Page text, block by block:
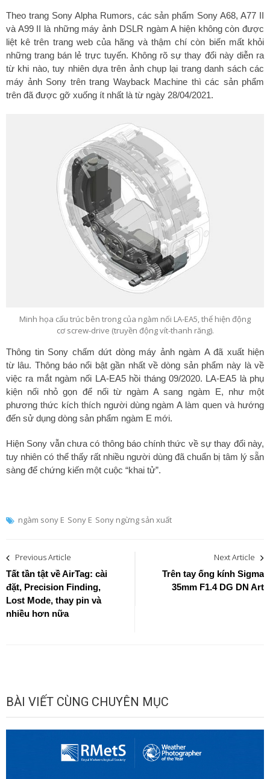
Theo trang Sony Alpha Rumors, các sản phẩm Sony A68, A77 II
và A99 II là những máy ảnh DSLR ngàm A hiện không còn được
liệt kê trên trang web của hãng và thậm chí còn biến mất khỏi
những trang bán lẻ trực tuyến. Không rõ sự thay đổi này diễn ra
từ khi nào, tuy nhiên dựa trên ảnh chụp lại trang danh sách các
máy ảnh Sony trên trang Wayback Machine thì các sản phẩm
trên đã được gỡ xuống ít nhất là từ ngày 28/04/2021.
Minh họa cấu trúc bên trong của ngàm nối LA-EA5, thể hiện động
cơ screw-drive (truyền động vít-thanh răng).
Thông tin Sony chấm dứt dòng máy ảnh ngàm A đã xuất hiện
từ lâu. Thông báo nổi bật gần nhất về dòng sản phẩm này là về
việc ra mắt ngàm nối LA-EA5 hồi tháng 09/2020. LA-EA5 là phụ
kiện nối nhỏ gọn để nối từ ngàm A sang ngàm E, như một
phương thức kích thích người dùng ngàm A làm quen và hướng
đến sử dụng dòng sản phẩm ngàm E mới.
Hiện Sony vẫn chưa có thông báo chính thức về sự thay đổi này,
tuy nhiên có thể thấy rất nhiều người dùng đã chuẩn bị tâm lý sẵn
sàng để chứng kiến một cuộc “khai tử”.
ngàm sony E Sony E Sony ngừng sản xuất
Post
navigation
Previous Article
Tất tần tật về AirTag: cài
đặt, Precision Finding,
Lost Mode, thay pin và
nhiều hơn nữa
Next Article
Trên tay ống kính Sigma
35mm F1.4 DG DN Art
BÀI VIẾT CÙNG CHUYÊN MỤC